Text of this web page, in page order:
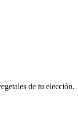
de tu elección.